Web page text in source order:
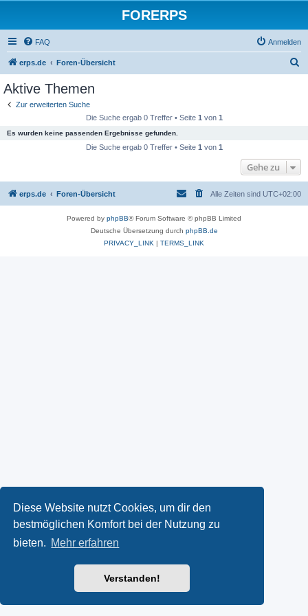
Diese Website nutzt Cookies, um dir den
bestmöglichen Komfort bei der Nutzung zu
bieten. Mehr erfahren
Verstanden!
FORERPS
FAQ Anmelden
erps.de Foren-Übersicht
Aktive Themen
Zur erweiterten Suche
Die Suche ergab 0 Treffer • Seite 1 von 1
Es wurden keine passenden Ergebnisse gefunden.
Die Suche ergab 0 Treffer • Seite 1 von 1
Gehe zu
erps.de Foren-Übersicht Alle Zeiten sind UTC+02:00
Powered by phpBB® Forum Software © phpBB Limited
Deutsche Übersetzung durch phpBB.de
PRIVACY_LINK | TERMS_LINK